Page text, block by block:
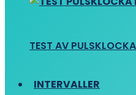
TEST AV
INTERVALLER